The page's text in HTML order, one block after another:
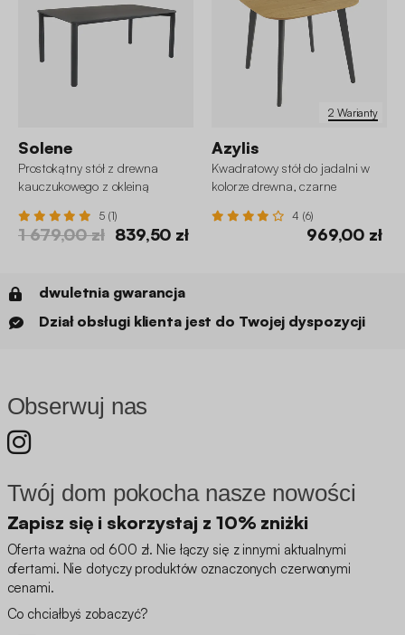
Solene
Prostokątny stół z drewna
kauczukowego z okleiną
5 (1)
1 679,00 zł 839,50 zł
2 Warianty
Azylis
Kwadratowy stół do jadalni w
kolorze drewna, czarne
4 (6)
969,00 zł
dwuletnia gwarancja
Dział obsługi klienta jest do Twojej dyspozycji
Obserwuj nas
Twój dom pokocha nasze nowości
Zapisz się i skorzystaj z 10% zniżki
Oferta ważna od 600 zł. Nie łączy się z innymi aktualnymi
ofertami. Nie dotyczy produktów oznaczonych czerwonymi
cenami.
Co chciałbyś zobaczyć?